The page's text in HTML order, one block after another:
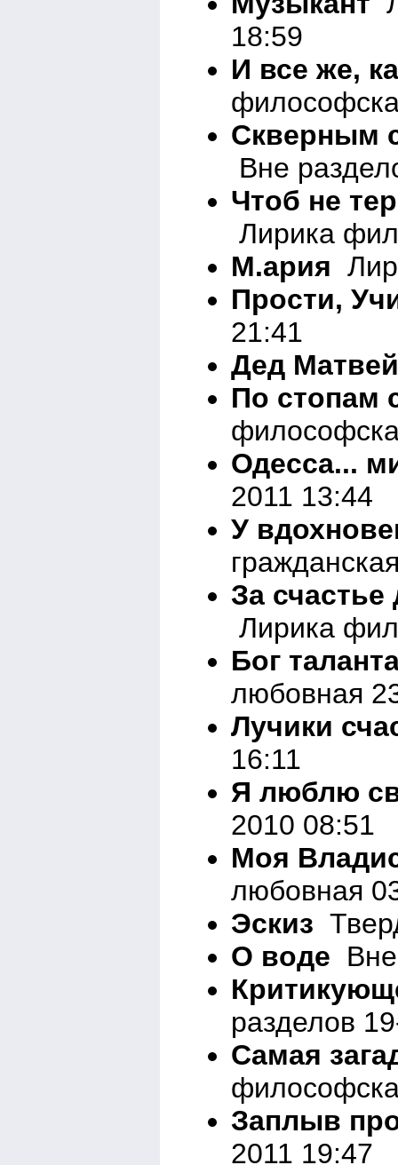
18:59
И все же,
Скверным
Вне
Чтоб не
Лирика
М.ария
Прости,
21:41
Дед Матвей
По стопам
Одесса...
2011 13:44
У
За
Лирика
Бог
любовная
Лучики
16:11
Я люблю
2010 08:51
Моя
любовная
Эскиз
О воде
разделов
Самая
Заплыв
2011 19:47